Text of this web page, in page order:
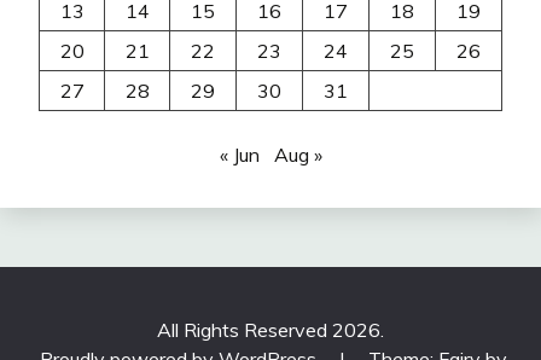
13
14 15 16 17 18
19
20
21 22 23 24 25
26
27
28 29 30 31
« Jun Aug »
All Rights Reserved 2026.